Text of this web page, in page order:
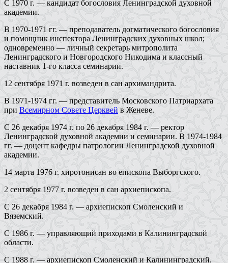
С 1970 г. — кандидат богословия Ленинградской духовной
академии.
В 1970-1971 гг. — преподаватель догматического богословия
и помощник инспектора Ленинградских духовных школ;
одновременно — личный секретарь митрополита
Ленинградского и Новгородского Никодима и классный
наставник 1-го класса семинарии.
12 сентября 1971 г. возведен в сан архимандрита.
В 1971-1974 гг. — представитель Московского Патриархата
при Всемирном Совете Церквей в Женеве.
С 26 декабря 1974 г. по 26 декабря 1984 г. — ректор
Ленинградской духовной академии и семинарии. В 1974-1984
гг. — доцент кафедры патрологии Ленинградской духовной
академии.
14 марта 1976 г. хиротонисан во епископа Выборгского.
2 сентября 1977 г. возведен в сан архиепископа.
С 26 декабря 1984 г. — архиепископ Смоленский и
Вяземский.
С 1986 г. — управляющий приходами в Калининградской
области.
С 1988 г. — архиепископ Смоленский и Калининградский.